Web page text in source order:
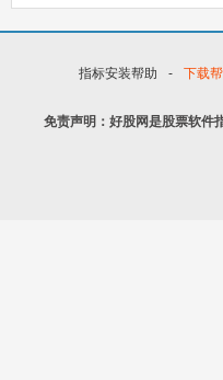
指标安装帮助 - 下载
免责声明：好股网是股票软件